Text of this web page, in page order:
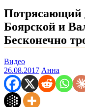
Потрясающий
Боярской и
Бесконечно
Видео
26.08.2017 Анна